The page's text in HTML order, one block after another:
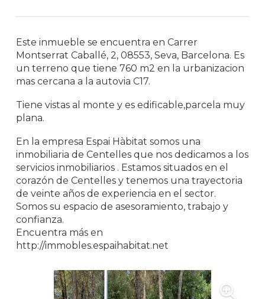
Este inmueble se encuentra en Carrer
Montserrat Caballé, 2, 08553, Seva, Barcelona. Es
un terreno que tiene 760 m2 en la urbanizacion
mas cercana a la autovia C17.
Tiene vistas al monte y es edificable,parcela muy
plana.
En la empresa Espai Hàbitat somos una
inmobiliaria de Centelles que nos dedicamos a los
servicios inmobiliarios . Estamos situados en el
corazón de Centelles y tenemos una trayectoria
de veinte años de experiencia en el sector.
Somos su espacio de asesoramiento, trabajo y
confianza.
Encuentra más en
http://immobles.espaihabitat.net